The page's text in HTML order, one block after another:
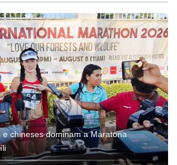
e chineses dominam a Maratona